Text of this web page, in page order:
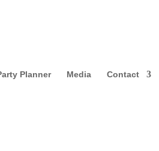
Media Contact